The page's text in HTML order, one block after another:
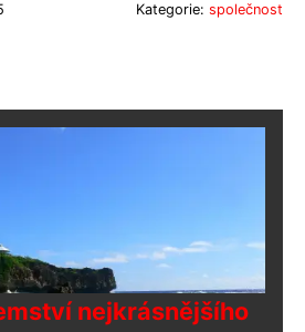
Kategorie: společnost
nejkrásnějšího